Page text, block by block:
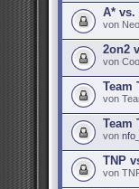
A* vs.
von
2on2
von
Team
von
Team
von
TNP
von